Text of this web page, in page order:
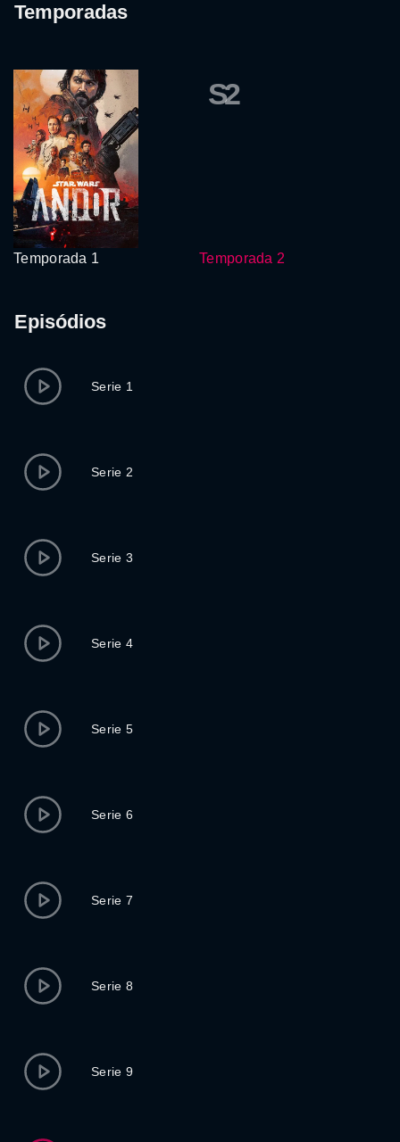
Temporadas
Temporada 1
S2
Temporada 2
Episódios
Serie 1
Serie 2
Serie 3
Serie 4
Serie 5
Serie 6
Serie 7
Serie 8
Serie 9